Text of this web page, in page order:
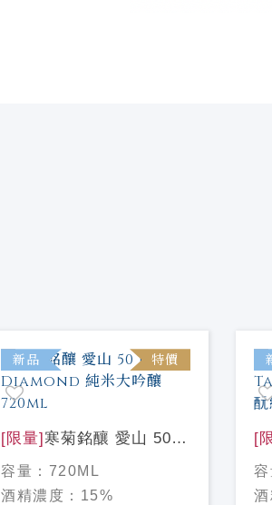
新品 特價
[限量] 寒菊銘釀 愛山 50
Red Diamond 純米大吟釀
720ml
容量： 720ML
酒精濃度： 15%
[